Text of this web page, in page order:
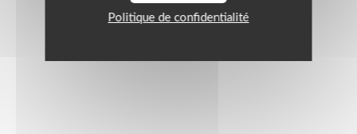
Politique de confidentialité